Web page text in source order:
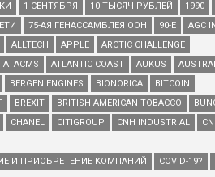
1 СЕНТЯБРЯ 10 ТЫСЯЧ РУБЛЕЙ 1990
75-АЯ ГЕНАССАМБЛЕЯ ООН 90-Е
AGC
ALLTECH APPLE
ARCTIC CHALLENGE
ATACMS ATLANTIC COAST AUKUS
BERGEN ENGINES BIONORICA
BITCOIN
BREXIT BRITISH AMERICAN TOBACCO
CHANEL CITIGROUP CNH INDUSTRIAL
И ПРИОБРЕТЕНИЕ КОМПАНИЙ
COVID-19?